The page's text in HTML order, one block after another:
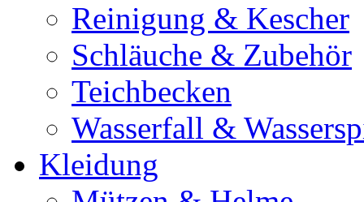
Reinigung & Kescher
Schläuche & Zubehör
Teichbecken
Wasserfall &
Kleidung